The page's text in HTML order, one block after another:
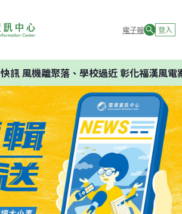
電子報 登入
快訊風機離聚落、學校過近 彰化福漢風電